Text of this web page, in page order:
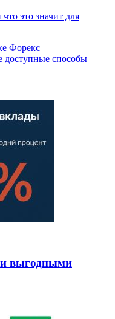
это значит для
Форекс
доступные способы
выгодными